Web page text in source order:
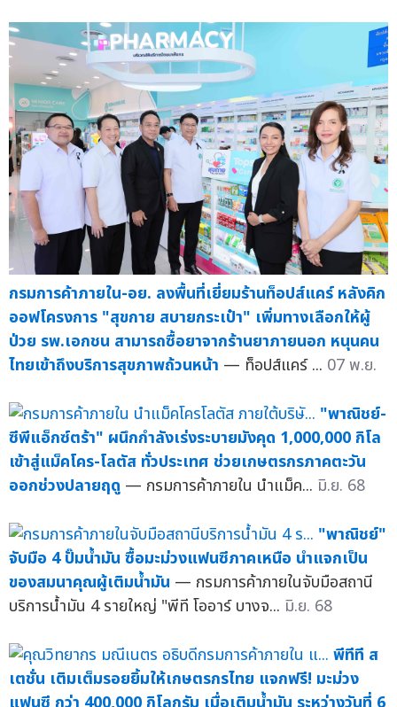
กรมการค้าภายใน-อย. ลงพื้นที่เยี่ยมร้านท็อปส์แคร์ หลังคิก
ออฟโครงการ "สุขกาย สบายกระเป๋า" เพิ่มทางเลือกให้ผู้
ป่วย รพ.เอกชน สามารถซื้อยาจากร้านยาภายนอก หนุนคน
ไทยเข้าถึงบริการสุขภาพถ้วนหน้า — ท็อปส์แคร์ ... 07 พ.ย.
"พาณิชย์-
ซีพีแอ็กซ์ตร้า" ผนึกกำลังเร่งระบายมังคุด 1,000,000 กิโล
เข้าสู่แม็คโคร-โลตัส ทั่วประเทศ ช่วยเกษตรกรภาคตะวัน
ออกช่วงปลายฤดู — กรมการค้าภายใน นำแม็ค... มิ.ย. 68
"พาณิชย์"
จับมือ 4 ปั๊มน้ำมัน ซื้อมะม่วงแฟนซีภาคเหนือ นำแจกเป็น
ของสมนาคุณผู้เติมน้ำมัน — กรมการค้าภายในจับมือสถานี
บริการน้ำมัน 4 รายใหญ่ "พีที โออาร์ บางจ... มิ.ย. 68
พีทีที ส
เตชั่น เติมเต็มรอยยิ้มให้เกษตรกรไทย แจกฟรี! มะม่วง